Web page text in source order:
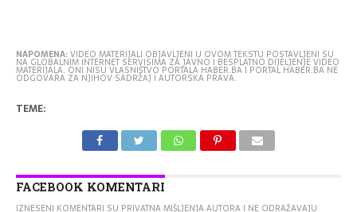
NAPOMENA:VIDEO MATERIJALI OBJAVLJENI U OVOM TEKSTU POSTAVLJENI SU
NA GLOBALNIM INTERNET SERVISIMA ZA JAVNO I BESPLATNO DIJELJENJE VIDEO
MATERIJALA. ONI NISU VLASNIŠTVO PORTALA HABER.BA I PORTAL HABER.BA NE
ODGOVARA ZA NJIHOV SADRŽAJ I AUTORSKA PRAVA.
TEME:
FACEBOOK KOMENTARI
IZNESENI KOMENTARI SU PRIVATNA MIŠLJENJA AUTORA I NE ODRAŽAVAJU